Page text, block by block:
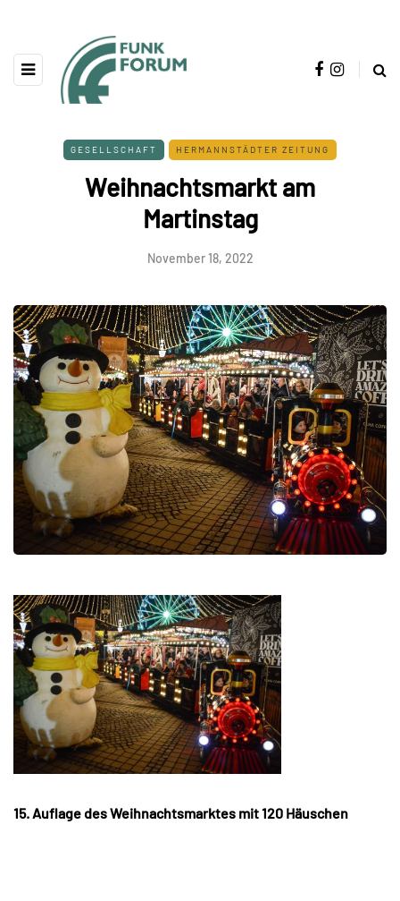
GESELLSCHAFT HERMANNSTÄDTER ZEITUNG
Weihnachtsmarkt am
Martinstag
November 18, 2022
15. Auflage des Weihnachtsmarktes mit 120 Häuschen